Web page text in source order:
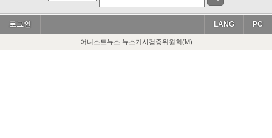
로그인 PC
LANG
어니스트뉴스 뉴스기사검증위원회(M)